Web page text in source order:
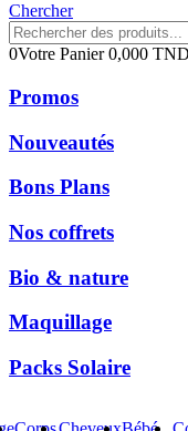
Chercher
0Votre Panier0,000 TND
Promos
Nouveautés
Bons Plans
Nos coffrets
Bio & nature
Maquillage
Packs Solaire